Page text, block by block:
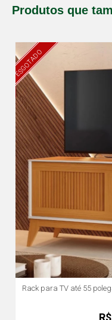
Produtos que
ESGOTADO
Rack para TV até 55